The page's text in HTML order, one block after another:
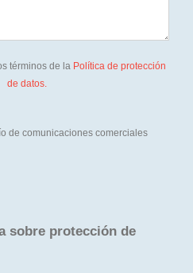
términos de la Política de protección
de datos.
de comunicaciones comerciales
sobre protección de